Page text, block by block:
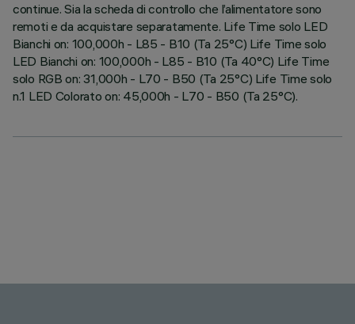
continue. Sia la scheda di controllo che l’alimentatore sono
remoti e da acquistare separatamente. Life Time solo LED
Bianchi on: 100,000h - L85 - B10 (Ta 25°C) Life Time solo
LED Bianchi on: 100,000h - L85 - B10 (Ta 40°C) Life Time
solo RGB on: 31,000h - L70 - B50 (Ta 25°C) Life Time solo
n.1 LED Colorato on: 45,000h - L70 - B50 (Ta 25°C).